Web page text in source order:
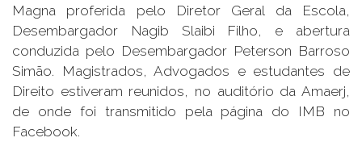
Magna proferida pelo Diretor Geral da Escola,
Desembargador Nagib Slaibi Filho, e abertura
conduzida pelo Desembargador Peterson Barroso
Simão. Magistrados, Advogados e estudantes de
Direito estiveram reunidos, no auditório da Amaerj,
de onde foi transmitido pela página do IMB no
Facebook.